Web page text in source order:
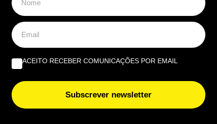
“Considero insuficiente”: reformada de
67 anos recebe 1.790€ mas considera a
ACEITO RECEBER COMUNICAÇÕES POR EMAIL
Subscrever newsletter